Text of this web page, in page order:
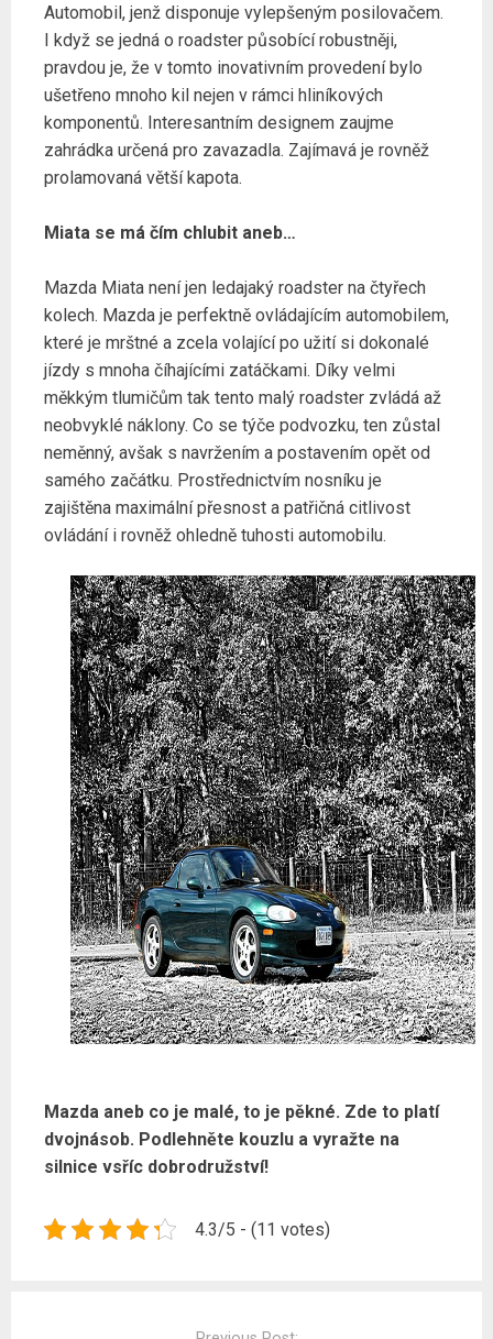
Automobil, jenž disponuje vylepšeným posilovačem.
I když se jedná o roadster působící robustněji,
pravdou je, že v tomto inovativním provedení bylo
ušetřeno mnoho kil nejen v rámci hliníkových
komponentů. Interesantním designem zaujme
zahrádka určená pro zavazadla. Zajímavá je rovněž
prolamovaná větší kapota.
Miata se má čím chlubit aneb…
Mazda Miata není jen ledajaký roadster na čtyřech
kolech. Mazda je perfektně ovládajícím automobilem,
které je mrštné a zcela volající po užití si dokonalé
jízdy s mnoha číhajícími zatáčkami. Díky velmi
měkkým tlumičům tak tento malý roadster zvládá až
neobvyklé náklony. Co se týče podvozku, ten zůstal
neměnný, avšak s navržením a postavením opět od
samého začátku. Prostřednictvím nosníku je
zajištěna maximální přesnost a patřičná citlivost
ovládání i rovněž ohledně tuhosti automobilu.
Mazda aneb co je malé, to je pěkné. Zde to platí
dvojnásob. Podlehněte kouzlu a vyražte na
silnice vsříc dobrodružství!
4.3/5 - (11 votes)